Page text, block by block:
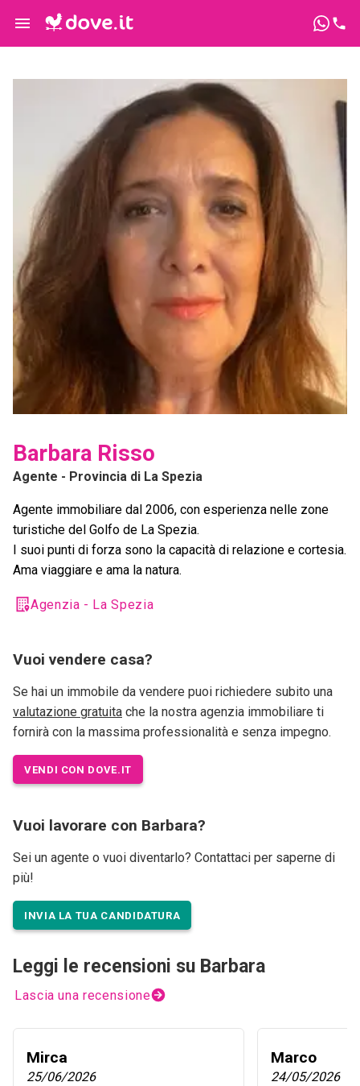
Barbara Risso
Agente - Provincia di La Spezia
Agente immobiliare dal 2006, con esperienza nelle zone
turistiche del Golfo de La Spezia.
I suoi punti di forza sono la capacità di relazione e cortesia.
Ama viaggiare e ama la natura.
Agenzia - La Spezia
Vuoi vendere casa?
Se hai un immobile da vendere puoi richiedere subito una
valutazione gratuita che la nostra agenzia immobiliare ti
fornirà con la massima professionalità e senza impegno.
VENDI CON DOVE.IT
Vuoi lavorare con Barbara?
Sei un agente o vuoi diventarlo? Contattaci per saperne di
più!
INVIA LA TUA CANDIDATURA
Leggi le recensioni su Barbara
Lascia una recensione
Mirca
25/06/2026
Marco
24/05/2026